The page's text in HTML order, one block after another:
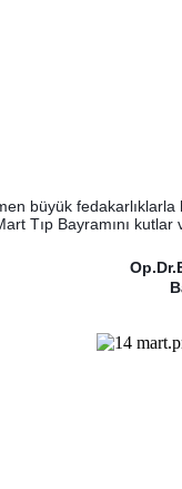
büyük
Tıp Bayramını kutlar